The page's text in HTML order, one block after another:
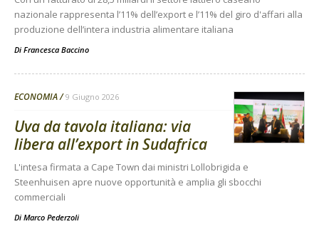
nazionale rappresenta l’11% dell’export e l’11% del giro d'affari alla
produzione dell’intera industria alimentare italiana
Di Francesca Baccino
ECONOMIA 9 Giugno 2026
Uva da tavola italiana: via
libera all’export in Sudafrica
L'intesa firmata a Cape Town dai ministri Lollobrigida e
Steenhuisen apre nuove opportunità e amplia gli sbocchi
commerciali
Di Marco Pederzoli